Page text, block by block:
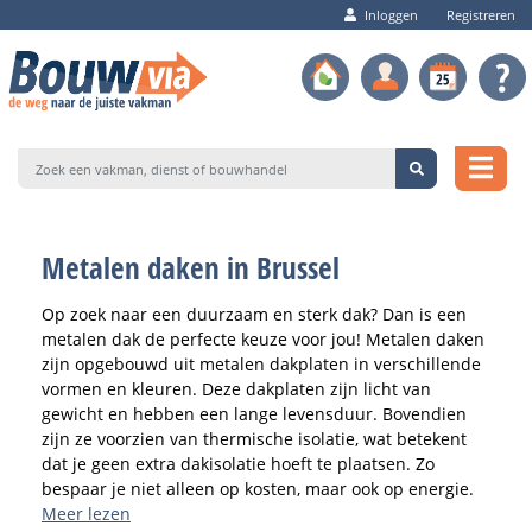
Inloggen Registreren
Metalen daken in Brussel
Op zoek naar een duurzaam en sterk dak? Dan is een
metalen dak de perfecte keuze voor jou! Metalen daken
zijn opgebouwd uit metalen dakplaten in verschillende
vormen en kleuren. Deze dakplaten zijn licht van
gewicht en hebben een lange levensduur. Bovendien
zijn ze voorzien van thermische isolatie, wat betekent
dat je geen extra dakisolatie hoeft te plaatsen. Zo
bespaar je niet alleen op kosten, maar ook op energie.
Meer lezen